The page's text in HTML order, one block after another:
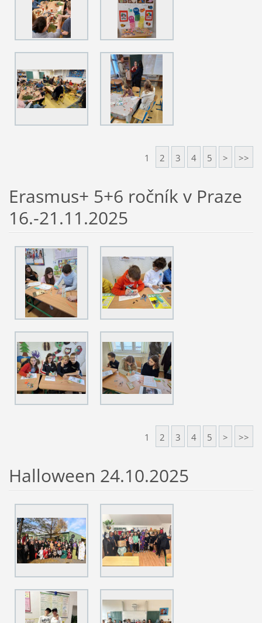
1 2 3 4 5 > >>
Erasmus+ 5+6 ročník v Praze
16.-21.11.2025
1 2 3 4 5 > >>
Halloween 24.10.2025